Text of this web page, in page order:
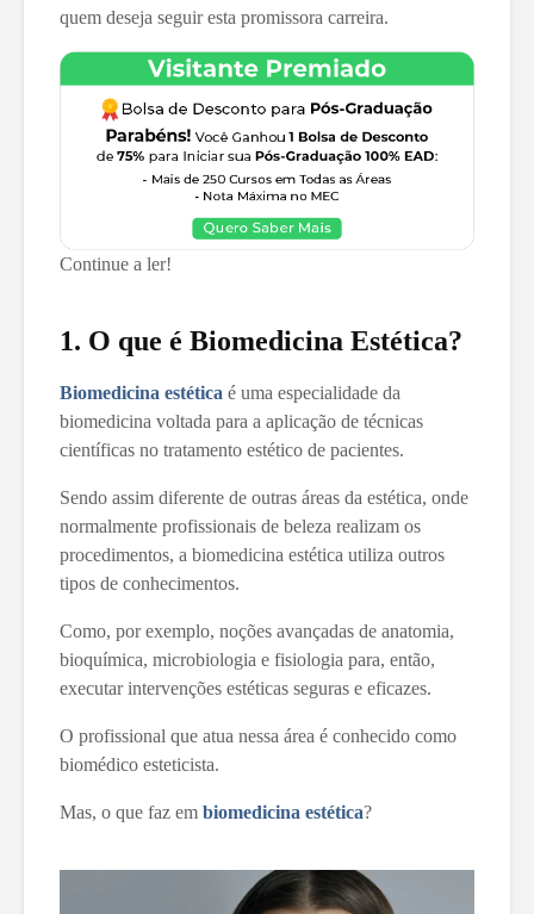
quem deseja seguir esta promissora carreira.
Continue a ler!
1. O que é Biomedicina Estética?
Biomedicina estética é uma especialidade da
biomedicina voltada para a aplicação de técnicas
científicas no tratamento estético de pacientes.
Sendo assim diferente de outras áreas da estética, onde
normalmente profissionais de beleza realizam os
procedimentos, a biomedicina estética utiliza outros
tipos de conhecimentos.
Como, por exemplo, noções avançadas de anatomia,
bioquímica, microbiologia e fisiologia para, então,
executar intervenções estéticas seguras e eficazes.
O profissional que atua nessa área é conhecido como
biomédico esteticista.
Mas, o que faz em biomedicina estética?